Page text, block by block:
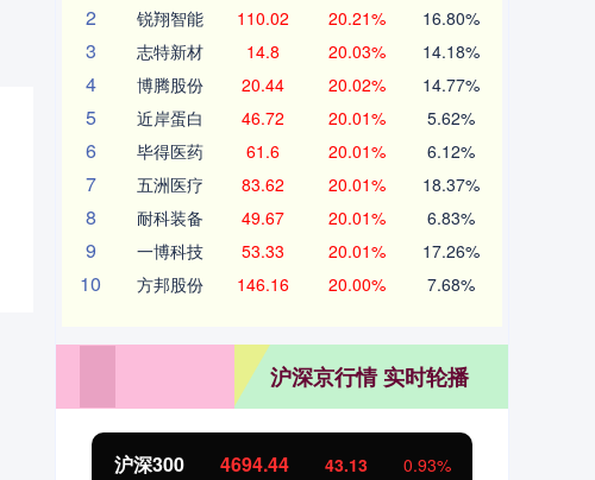
2 锐翔智能 110.02 20.21% 16.80%
3 志特新材 14.8 20.03% 14.18%
4 博腾股份 20.44 20.02% 14.77%
5 近岸蛋白 46.72 20.01% 5.62%
6 毕得医药 61.6 20.01% 6.12%
7 五洲医疗 83.62 20.01% 18.37%
8 耐科装备 49.67 20.01% 6.83%
9 一博科技 53.33 20.01% 17.26%
10 方邦股份 146.16 20.00% 7.68%
沪深京行情 实时轮播
沪深300 4694.44 43.13 0.93%